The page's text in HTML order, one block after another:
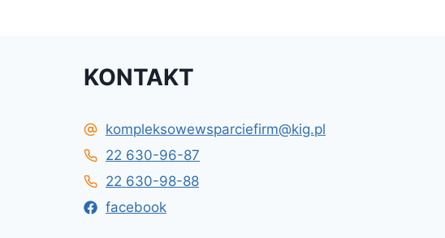
KONTAKT
kompleksowewsparciefirm@kig.pl
22 630-96-87
22 630-98-88
facebook